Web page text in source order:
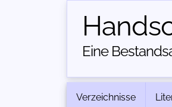
Eine
Verzeichnisse